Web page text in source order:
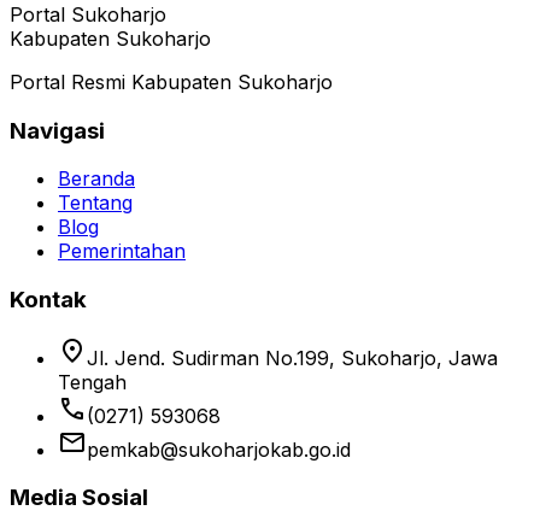
Portal Sukoharjo
Kabupaten Sukoharjo
Portal Resmi Kabupaten Sukoharjo
Navigasi
Beranda
Tentang
Blog
Pemerintahan
Kontak
location_on Jl. Jend. Sudirman No.199, Sukoharjo, Jawa
Tengah
phone (0271) 593068
emailpemkab@sukoharjokab.go.id
Media Sosial